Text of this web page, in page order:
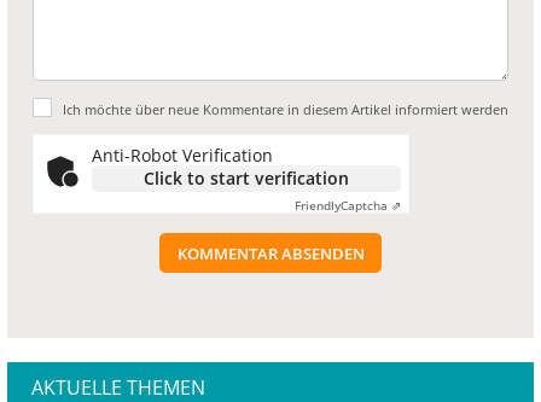
Ich möchte über neue Kommentare in diesem Artikel informiert werden
Anti-Robot Verification
Click to start verification
FriendlyCaptcha ⇗
KOMMENTAR ABSENDEN
AKTUELLE THEMEN